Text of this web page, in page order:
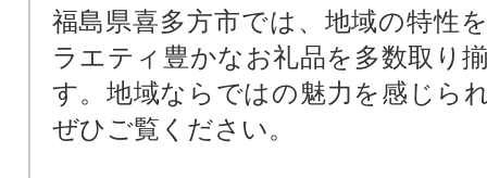
福島県喜多方市では、地域の特性
ラエティ豊かなお礼品を多数取り
す。地域ならではの魅力を感じら
ぜひご覧ください。